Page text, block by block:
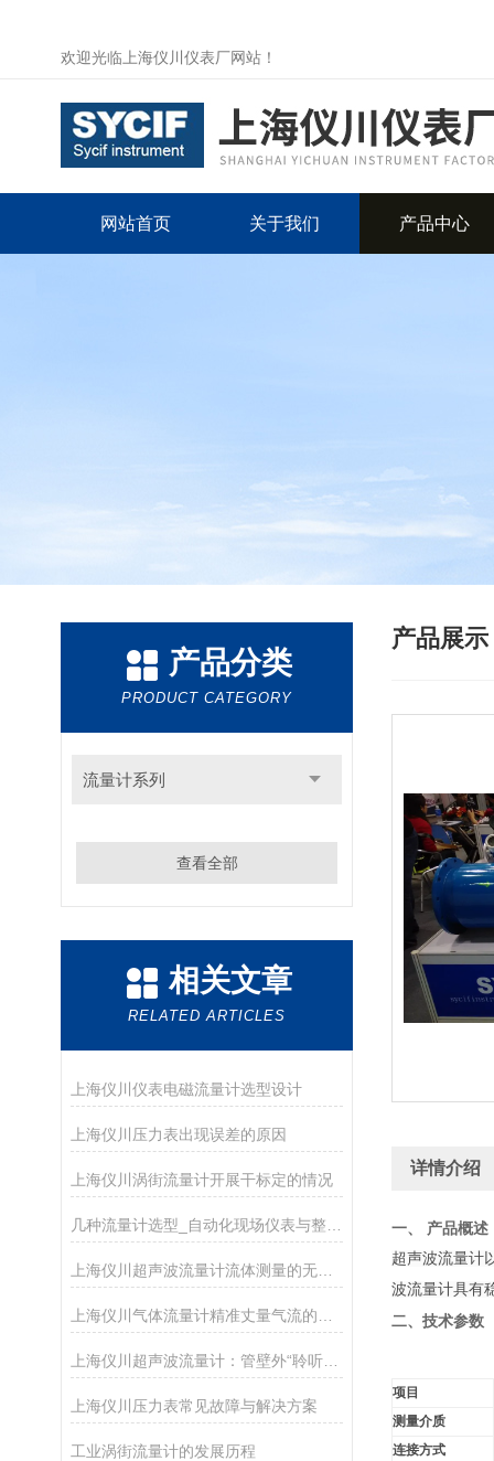
欢迎光临上海仪川仪表厂网站！
网站首页 关于我们 产品中心
产品分类
PRODUCT CATEGORY
流量计系列
查看全部
相关文章
RELATED ARTICLES
上海仪川仪表电磁流量计选型设计
上海仪川压力表出现误差的原因
上海仪川涡街流量计开展干标定的情况
上海仪川超声波流量计流体测量的无声革命者
上海仪川超声波流量计：管壁外“聆听”流速的智慧之耳
上海仪川压力表常见故障与解决方案
工业涡街流量计的发展历程
产品展示
详情介绍
一、 产品概述
超声波流量计
波流量计具有
二、技术参数
项目
测量介质
连接方式